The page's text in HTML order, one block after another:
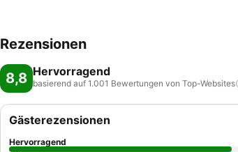
Rezensionen
8,8 Hervorragend
basierend auf 1.001 Bewertungen von Top-Websites
Gästerezensionen
Hervorragend